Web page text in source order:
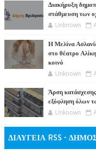
Διακήρυξη
στάθμευση των
Unknown
Η Μελίνα
στο θέατρο
κοινό
Unknown
Άρση
εξόφληση όλων
Unknown
ΔΙΑΥΓΕΙΑ RSS -